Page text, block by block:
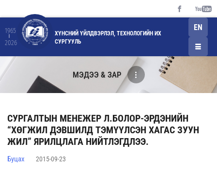
1965
2026
ХҮНСНИЙ ҮЙЛДВЭРЛЭЛ, ТЕХНОЛОГИЙН ИХ
СУРГУУЛЬ
EN
МЭДЭЭ & ЗАР
СУРГАЛТЫН МЕНЕЖЕР Л.БОЛОР-ЭРДЭНИЙН
“ХӨГЖИЛ ДЭВШИЛД ТЭМҮҮЛСЭН ХАГАС ЗУУН
ЖИЛ” ЯРИЛЦЛАГА НИЙТЛЭГДЛЭЭ.
Буцах 2015-09-23